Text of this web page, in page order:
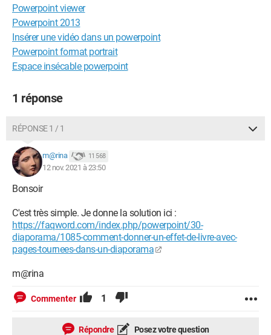
Powerpoint viewer
Powerpoint 2013
Insérer une vidéo dans un powerpoint
Powerpoint format portrait
Espace insécable powerpoint
1 réponse
RÉPONSE 1 / 1
m@rina 11 568
12 nov. 2021 à 23:50
Bonsoir
C'est très simple. Je donne la solution ici :
https://faqword.com/index.php/powerpoint/30-
diaporama/1085-comment-donner-un-effet-de-livre-avec-
pages-tournees-dans-un-diaporama
m@rina
Commenter 1
Répondre Posez votre question